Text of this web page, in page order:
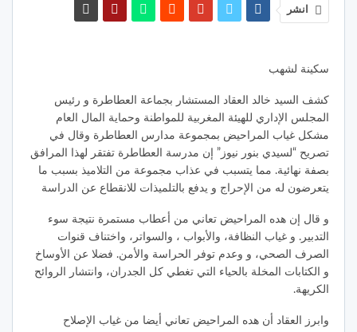
انشر
سكينة لشهب
كشف السيد خالد العقاد المستشار بجماعة العطاطرة و رئيس
المجلس الإداري للهيئة المغربية للمواطنة وحماية المال العام
مشكل غياب المراحيض بمجموعة مدارس العطاطرة وقال في
تصريح “لسيدي بنور نيوز” إن مدرسة العطاطرة تفتقر لهذا المرافق
بصفة نهائية. مما يتسبب في عذاب مجموعة من التلاميذ بسبب ما
يتعرضون له من الإحراج و يدفع بالتلميذات للانقطاع عن الدراسة
و قال إن هده المراحيض تعاني من أعطاب مستمرة نتيجة سوء
التدبير. و غياب النظافة، والأبواب ، والسواتر، واختناف قنوات
الصرف الصحي، و وعدم توفر الحراسة والأمن. فضلا عن الأوساخ
و الكتابات المخلة بالحياء التي تغطي كل الجدران، وانتشار الروائح
الكريهة.
وابرز العقاد أن هده المراحيض تعاني أيضا من غياب الإصلاح